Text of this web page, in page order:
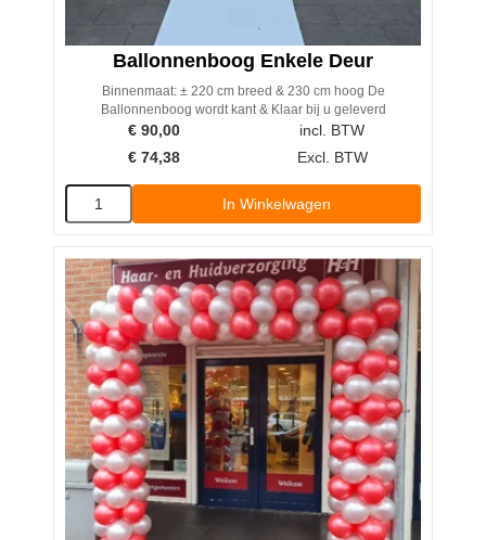
Ballonnenboog Enkele Deur
Binnenmaat: ± 220 cm breed & 230 cm hoog De
Ballonnenboog wordt kant & Klaar bij u geleverd
€ 90,00
incl. BTW
€ 74,38 Excl. BTW
In Winkelwagen